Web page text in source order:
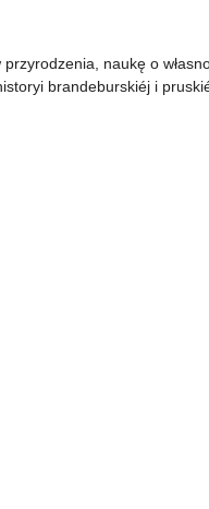
naukę o
brandeburskiéj i pruskiéj